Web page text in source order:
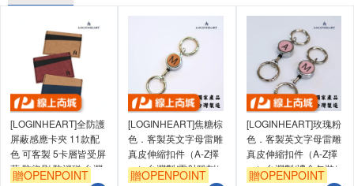
[LOGINHEART]全防護
屏蔽感應卡夾 11款配
色 可客製 5卡層皆受屏
蔽 防盜刷 防消磁 台灣
贈OPENPOINT
[LOGINHEART]焦糖棕
色．客製英文字母雷雕
真皮伸縮扣件（A-Z擇
一）台灣製/雷射雕刻/
贈OPENPOINT
[LOGINHEART]玫瑰粉
色．客製英文字母雷雕
真皮伸縮扣件（A-Z擇
一）台灣製/禮盒包裝/
贈OPENPOINT